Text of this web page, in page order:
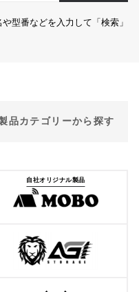
型番などを入力して「検索」
品カテゴリーから探す
自社オリジナル製品